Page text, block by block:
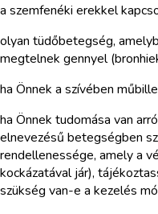
a szemfenéki erekkel
olyan tüdőbetegség,
megtelnek gennyel
ha Önnek a szívében
ha Önnek tudomása van
elnevezésű betegségben
rendellenessége, amely a
kockázatával jár),
szükség van-e a kezelés